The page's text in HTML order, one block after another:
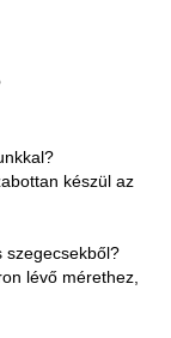
készül az
szegecsekből?
lévő mérethez,